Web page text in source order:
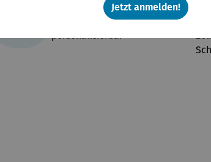
Jetzt anmelden!